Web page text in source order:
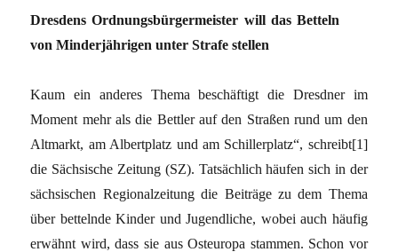
Dresdens Ordnungsbürgermeister will das Betteln
von Minderjährigen unter Strafe stellen
Kaum ein anderes Thema beschäftigt die Dresdner im
Moment mehr als die Bettler auf den Straßen rund um den
Altmarkt, am Albertplatz und am Schillerplatz“, schreibt[1]
die Sächsische Zeitung (SZ). Tatsächlich häufen sich in der
sächsischen Regionalzeitung die Beiträge zu dem Thema
über bettelnde Kinder und Jugendliche, wobei auch häufig
erwähnt wird, dass sie aus Osteuropa stammen. Schon vor